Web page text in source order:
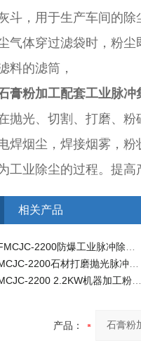
斗，用于生产车间的
气体穿过滤袋时，粉
料的滤筒，
膏粉加工配套工业脉冲
抛光、切割、打磨、粉
焊烟尘，焊接烟雾，
工业除尘的过程。提高
相关产品
产品：